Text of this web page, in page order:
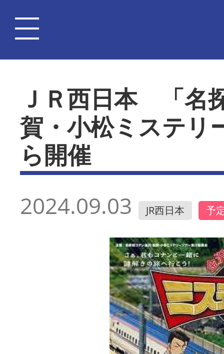
ＪＲ西日本 「名
賀・小松ミステ
ら開催
2024.09.03 JR西日本 予